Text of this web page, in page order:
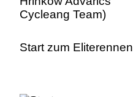
Start zum Eliterennen